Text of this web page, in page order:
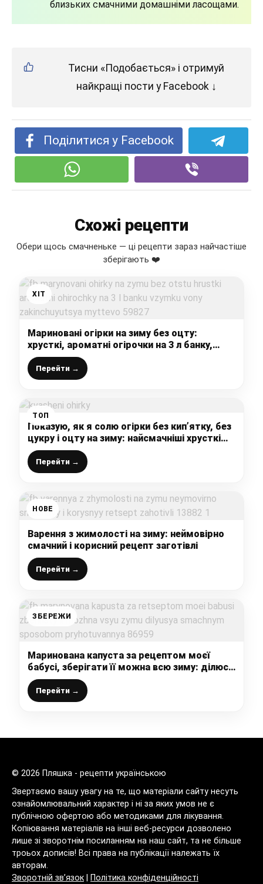
близьких смачними домашніми ласощами.
Тисни «Подобається» і отримуй
найкращі пости у Facebook ↓
Поділитися у Facebook
Схожі рецепти
Обери щось смачненьке — ці рецепти зараз найчастіше
зберігають ❤️
ХІТ
Мариновані огірки на зиму без оцту:
хрусткі, ароматні огірочки на 3 л банку,
взимку вони закінчуються миттєво
Перейти →
ТОП
Показую, як я солю огірки без кип’ятку, без
цукру і оцту на зиму: найсмачніші хрусткі
квашені огірочки
Перейти →
НОВЕ
Варення з жимолості на зиму: неймовірно
смачний і корисний рецепт заготівлі
Перейти →
ЗБЕРЕЖИ
Маринована капуста за рецептом моєї
бабусі, зберігати її можна всю зиму: ділюся
смачним способом приготування
Перейти →
© 2026 Пляшка - рецепти українською
Звертаємо вашу увагу на те, що матеріали сайту несуть
ознайомлювальний характер і ні за яких умов не є
публічною офертою або методиками для лікування.
Копіювання матеріалів на інші веб-ресурси дозволено
лише зі зворотнім посиланням на наш сайт, та не більше
троьох дописів! Всі права на публікації належать їх
авторам.
Зворотній зв’язок
Політика конфіденційності